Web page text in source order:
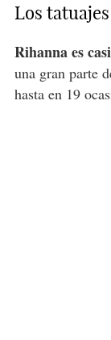
Los
Rihanna es
una gran parte
hasta en 19